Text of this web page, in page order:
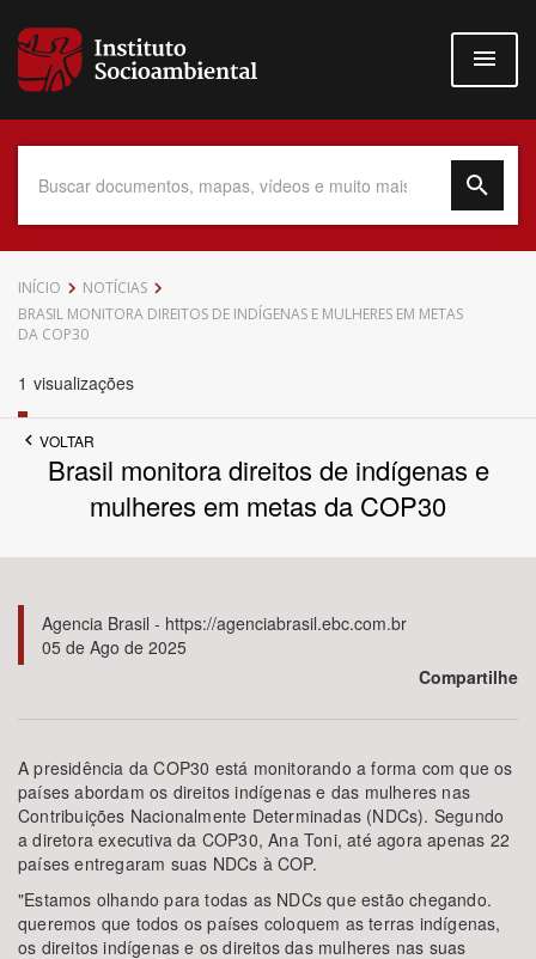
para
conteúdo
Data do Documento
Tema
Subtema
Área de Levantamento
Área Protegida
BUSCAR
INÍCIO
NOTÍCIAS
BRASIL MONITORA DIREITOS DE INDÍGENAS E MULHERES EM METAS
DA COP30
1 visualizações
VOLTAR
Brasil monitora direitos de indígenas e
mulheres em metas da COP30
Agencia Brasil - https://agenciabrasil.ebc.com.br
05 de Ago de 2025
Compartilhe
A presidência da COP30 está monitorando a forma com que os
países abordam os direitos indígenas e das mulheres nas
Contribuições Nacionalmente Determinadas (NDCs). Segundo
a diretora executiva da COP30, Ana Toni, até agora apenas 22
países entregaram suas NDCs à COP.
"Estamos olhando para todas as NDCs que estão chegando.
queremos que todos os países coloquem as terras indígenas,
os direitos indígenas e os direitos das mulheres nas suas